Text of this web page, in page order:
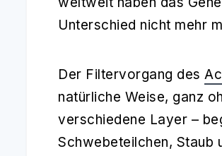
Unterschied nicht mehr
Der Filtervorgang des
natürliche Weise, ganz
verschiedene Layer –
Schwebeteilchen, Staub